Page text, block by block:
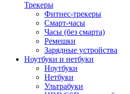
Трекеры
Фитнес-трекеры
Смарт-часы
Часы (без смарта)
Ремешки
Зарядные устройства
Ноутбуки и нетбуки
Ноутбуки
Нетбуки
Ультрабуки